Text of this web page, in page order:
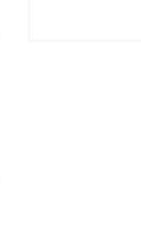
шириной не более 700 пикселей